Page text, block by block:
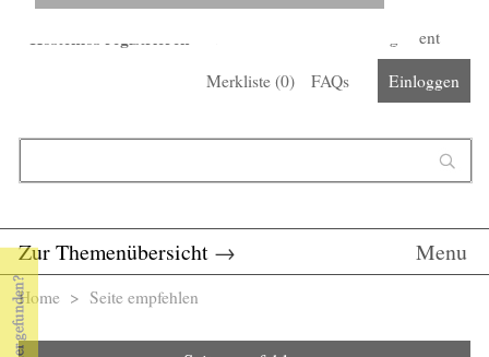
Kostenlos registrieren
Corona-Management
Merkliste (0) FAQs Einloggen
Zur Themenübersicht → Menu
Sie sind hier
Home > Seite empfehlen